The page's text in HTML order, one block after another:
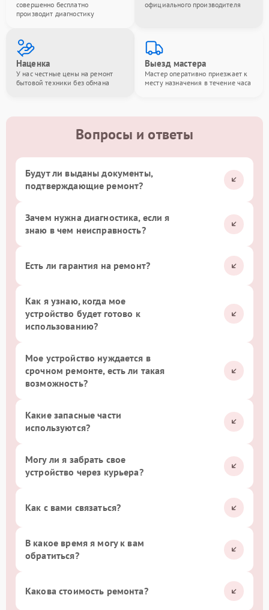
совершенно бесплатно
производит диагностику
официального производителя
Наценка
У нас честные цены на ремонт
бытовой техники без обмана
Выезд мастера
Мастер оперативно приезжает к
месту назначения в течение часа
Вопросы и ответы
Будут ли выданы документы,
подтверждающие ремонт?
Зачем нужна диагностика, если я
знаю в чем неисправность?
Есть ли гарантия на ремонт?
Как я узнаю, когда мое
устройство будет готово к
использованию?
Мое устройство нуждается в
срочном ремонте, есть ли такая
возможность?
Какие запасные части
используются?
Могу ли я забрать свое
устройство через курьера?
Как с вами связаться?
В какое время я могу к вам
обратиться?
Какова стоимость ремонта?